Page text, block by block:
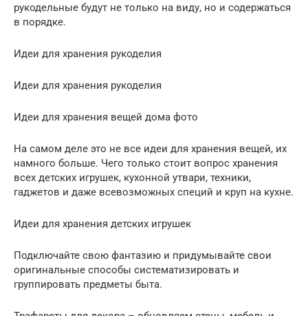
рукодельные будут не только на виду, но и содержаться
в порядке.
Идеи для хранения рукоделия
Идеи для хранения рукоделия
Идеи для хранения вещей дома фото
На самом деле это не все идеи для хранения вещей, их
намного больше. Чего только стоит вопрос хранения
всех детских игрушек, кухонной утвари, техники,
гаджетов и даже всевозможных специй и круп на кухне.
Идеи для хранения детских игрушек
Подключайте свою фантазию и придумывайте свои
оригинальные способы систематизировать и
группировать предметы быта.